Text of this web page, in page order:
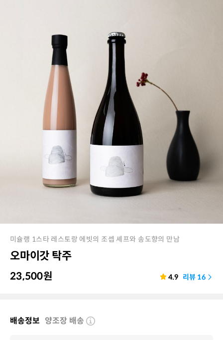
미슐랭 1스타 레스토랑 에빗의 조셉 셰프와 송도향의 만남
오마이갓 탁주
23,500원 4.9 리뷰 16
배송정보 양조장 배송